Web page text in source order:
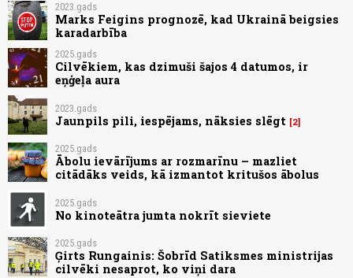
2023.gads
Marks Feigins prognozē, kad Ukrainā beigsies
karadarbība
2025.gads
Cilvēkiem, kas dzimuši šajos 4 datumos, ir
eņģeļa aura
2023.gads
Jaunpils pili, iespējams, nāksies slēgt 2
2025.gads
Ābolu ievārījums ar rozmarīnu – mazliet
citādāks veids, kā izmantot kritušos ābolus
2025.gads
No kinoteātra jumta nokrīt sieviete
2025.gads
Ģirts Rungainis: Šobrīd Satiksmes ministrijas
cilvēki nesaprot, ko viņi dara